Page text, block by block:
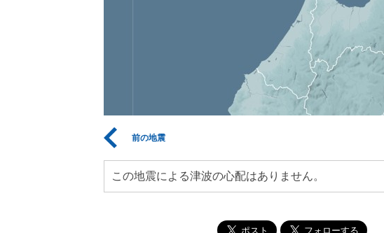
前の地震
この地震による津波の心配はありません。